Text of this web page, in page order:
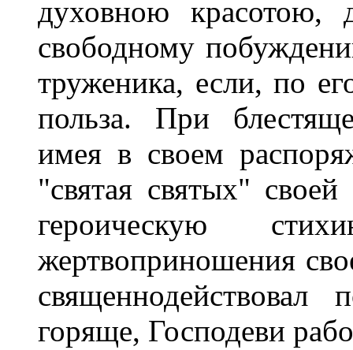
духовною красотою,
свободному
труженика, если, по
польза. При
имея в своем
"святая святых"
героическую
жертвоприношения
горяще, Господеви